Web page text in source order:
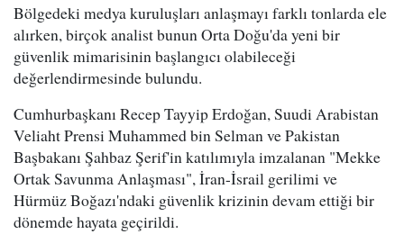
Bölgedeki medya kuruluşları anlaşmayı farklı tonlarda ele
alırken, birçok analist bunun Orta Doğu'da yeni bir
güvenlik mimarisinin başlangıcı olabileceği
değerlendirmesinde bulundu.
Cumhurbaşkanı Recep Tayyip Erdoğan, Suudi Arabistan
Veliaht Prensi Muhammed bin Selman ve Pakistan
Başbakanı Şahbaz Şerif'in katılımıyla imzalanan "Mekke
Ortak Savunma Anlaşması", İran-İsrail gerilimi ve
Hürmüz Boğazı'ndaki güvenlik krizinin devam ettiği bir
dönemde hayata geçirildi.